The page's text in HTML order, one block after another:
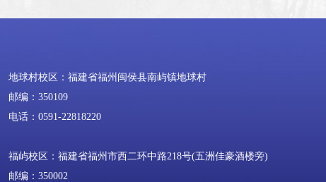
地球村校区：福建省福州闽侯县南屿镇地球村
邮编：350109
电话：0591-22818220
福屿校区：福建省福州市西二环中路218号(五洲佳豪酒楼旁)
邮编：350002